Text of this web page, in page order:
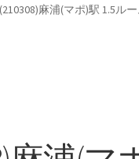
(210308)麻浦(マポ)駅 1.5ル